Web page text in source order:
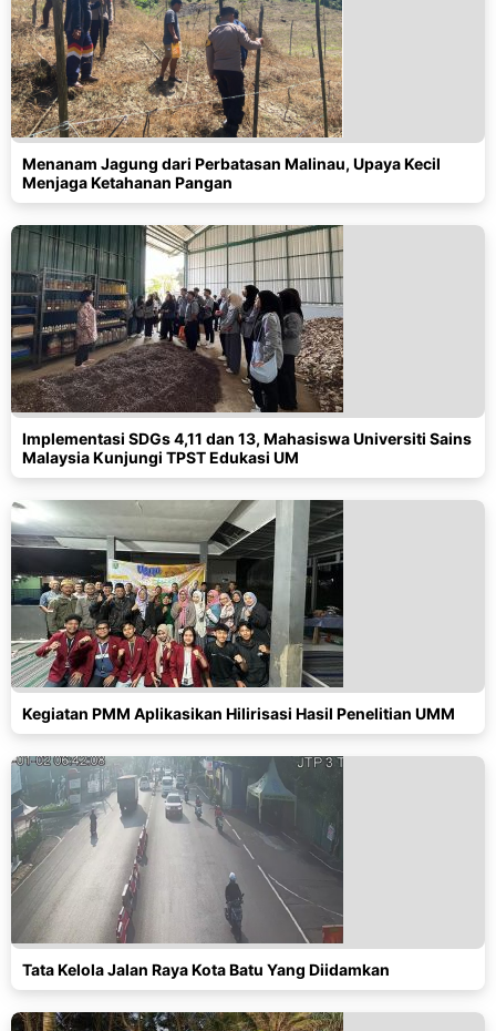
Menanam Jagung dari Perbatasan Malinau, Upaya Kecil
Menjaga Ketahanan Pangan
Implementasi SDGs 4,11 dan 13, Mahasiswa Universiti Sains
Malaysia Kunjungi TPST Edukasi UM
Kegiatan PMM Aplikasikan Hilirisasi Hasil Penelitian UMM
Tata Kelola Jalan Raya Kota Batu Yang Diidamkan